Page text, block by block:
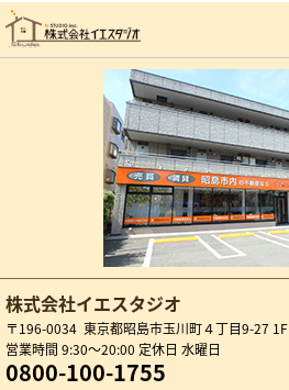
株式会社イエスタジオ
〒196-0034 東京都昭島市玉川町４丁目9-27 1F
営業時間 9:30～20:00 定休日 水曜日
0800-100-1755